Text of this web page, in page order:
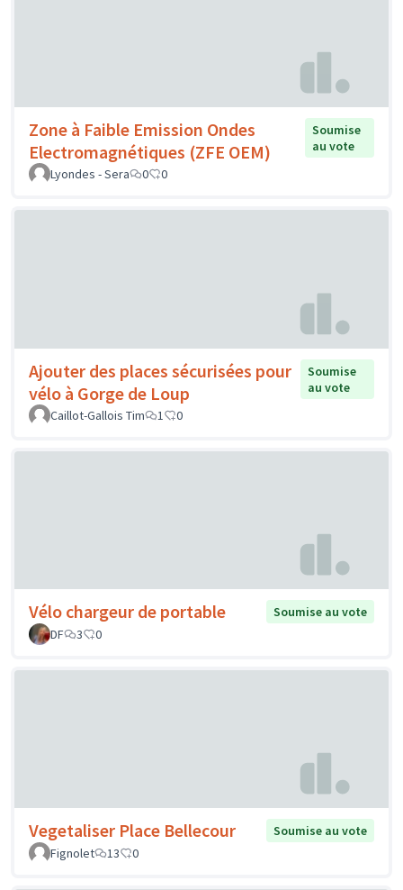
Zone à Faible Emission Ondes
Electromagnétiques (ZFE OEM)
Soumise
au vote
Lyondes - Sera
0 0
Ajouter des places sécurisées pour
vélo à Gorge de Loup
Soumise
au vote
Caillot-Gallois Tim
1 0
Vélo chargeur de portable
Soumise au vote
DF
3 0
Vegetaliser Place Bellecour
Soumise au vote
Fignolet
13 0